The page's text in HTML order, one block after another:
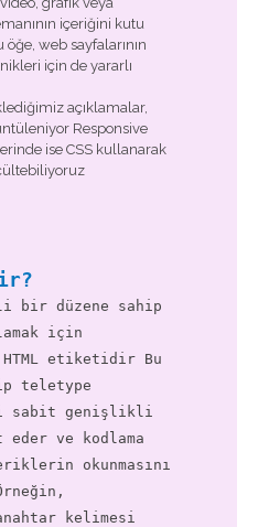
içeriğini kutu
web sayfalarının
için de yararlı
açıklamalar,
Responsive
ise CSS kullanarak
düzene sahip
için
etiketidir Bu
teletype
sabit genişlikli
ve kodlama
okunmasını
kelimesi